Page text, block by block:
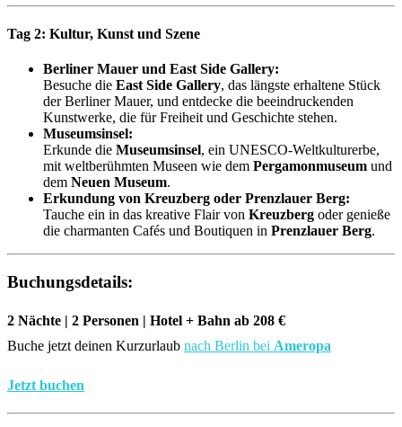
Tag 2: Kultur, Kunst und Szene
Berliner Mauer und East Side Gallery:
Besuche die East Side Gallery, das längste erhaltene Stück
der Berliner Mauer, und entdecke die beeindruckenden
Kunstwerke, die für Freiheit und Geschichte stehen.
Museumsinsel:
Erkunde die Museumsinsel, ein UNESCO-Weltkulturerbe,
mit weltberühmten Museen wie dem Pergamonmuseum und
dem Neuen Museum.
Erkundung von Kreuzberg oder Prenzlauer Berg:
Tauche ein in das kreative Flair von Kreuzberg oder genieße
die charmanten Cafés und Boutiquen in Prenzlauer Berg.
Buchungsdetails:
2 Nächte | 2 Personen | Hotel + Bahn ab 208 €
Buche jetzt deinen Kurzurlaub nach Berlin bei Ameropa
Jetzt buchen